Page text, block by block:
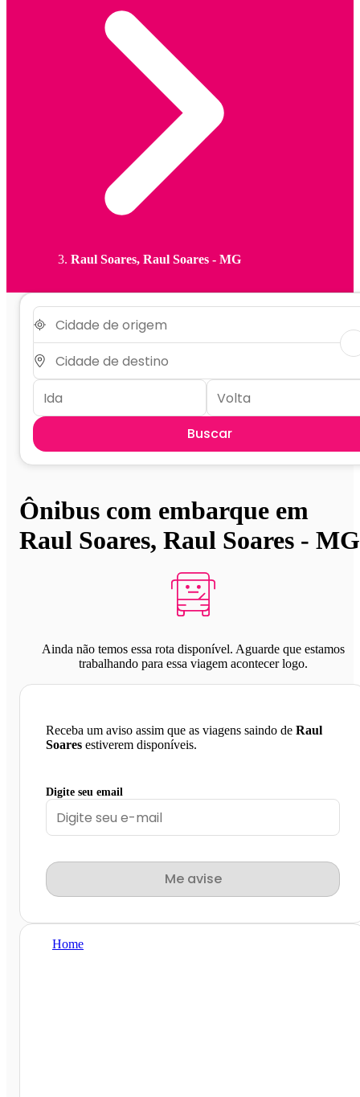
Raul Soares, Raul Soares - MG
Buscar
Ônibus com embarque em
Raul Soares, Raul Soares - MG
Ainda não temos essa rota disponível. Aguarde que estamos
trabalhando para essa viagem acontecer logo.
Receba um aviso assim que as viagens saindo de Raul
Soares estiverem disponíveis.
Digite seu email
Me avise
Home